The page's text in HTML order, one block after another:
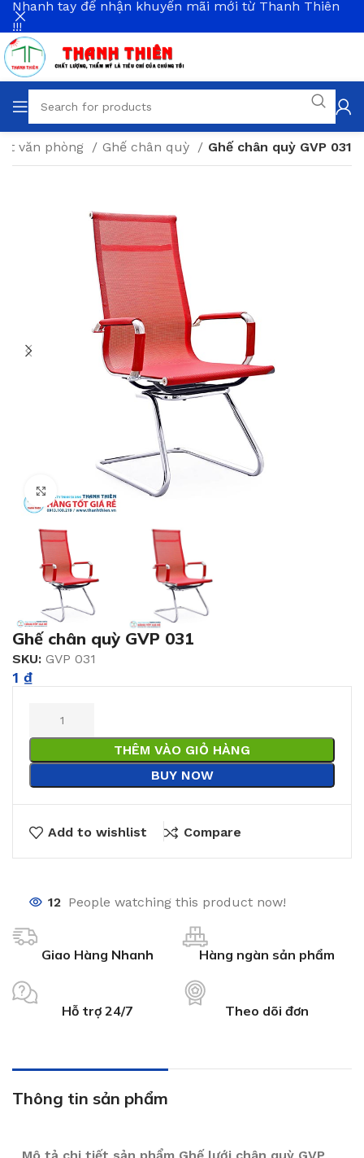
văn phòng Ghế chân quỳ Ghế chân quỳ GVP 031
Click to enlarge
Ghế chân quỳ GVP 031
SKU: GVP 031
1 ₫
THÊM VÀO GIỎ HÀNG
BUY NOW
Add to wishlist Compare
12 People watching this product now!
Giao Hàng Nhanh Hàng ngàn sản phẩm
Hỗ trợ 24/7 Theo dõi đơn
Thông tin sản phẩm
Nhanh tay để nhận khuyến mãi mới từ Thanh Thiên
!!!